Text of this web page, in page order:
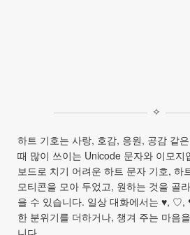
✧
하트 기호는 사랑, 호감, 응원, 공감 같
때 많이 쓰이는 Unicode 문자와 이모지
보드로 치기 어려운 하트 문자 기호, 하
모티콘을 모아 두었고, 원하는 것을 골
을 수 있습니다. 일상 대화에서는 ♥, ♡,
한 분위기를 더하거나, 챙겨 주는 마음
니다.